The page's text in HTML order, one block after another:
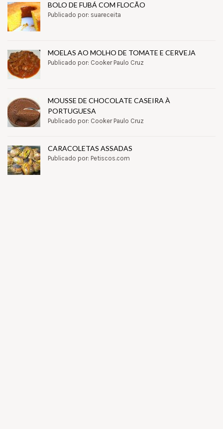
BOLO DE FUBÁ COM FLOCÃO
Publicado por: suareceita
MOELAS AO MOLHO DE TOMATE E CERVEJA
Publicado por: Cooker Paulo Cruz
MOUSSE DE CHOCOLATE CASEIRA À
PORTUGUESA
Publicado por: Cooker Paulo Cruz
CARACOLETAS ASSADAS
Publicado por: Petiscos.com